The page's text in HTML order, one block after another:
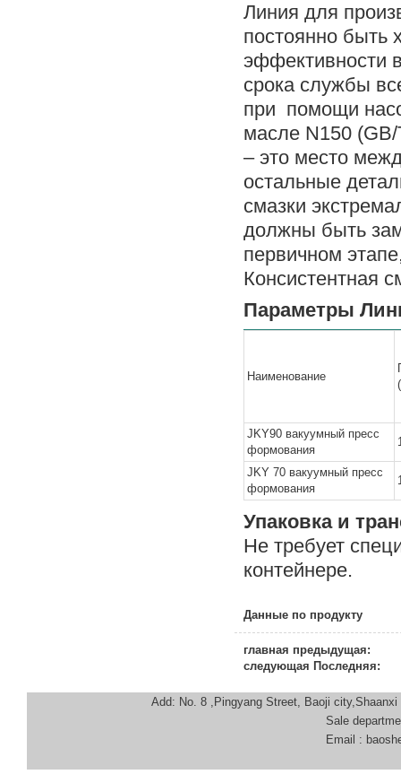
Линия для
постоянно быть
эффективности
срока службы
при помощи
масле N150
– это место
остальные
смазки
должны быть
первичном
Консистентная
Параметры
Наименование
JKY90 вакуумный пресс
формования
JKY 70 вакуумный пресс
формования
Упаковка и
Не требует
контейнере.
Данные по продукту
главная предыдущая:
следующая Последняя:
Add: No. 8 ,Pingyang Street, Baoji
Sale
Email :